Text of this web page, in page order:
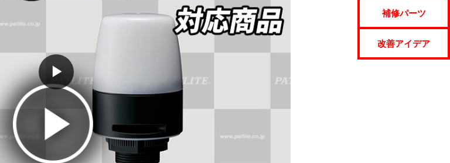
補修パーツ
改善アイデア
▶